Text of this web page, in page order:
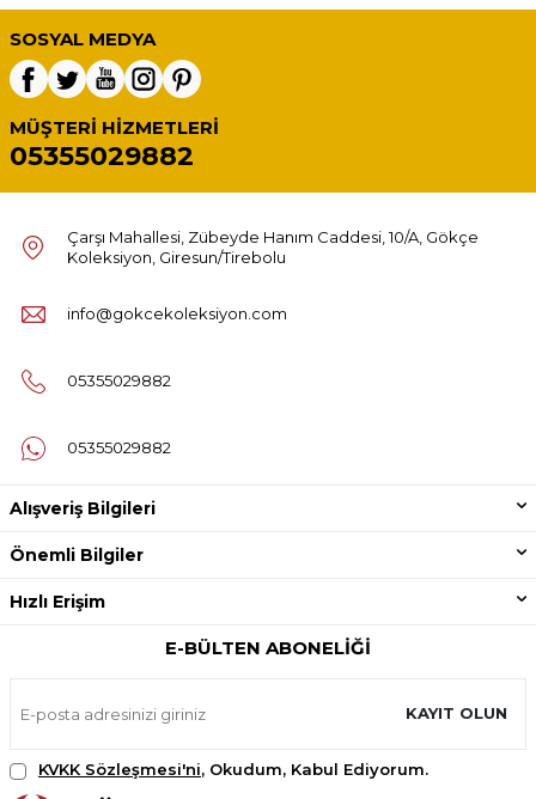
SOSYAL MEDYA
MÜŞTERI HIZMETLERI
05355029882
Çarşı Mahallesi, Zübeyde Hanım Caddesi, 10/A, Gökçe
Koleksiyon, Giresun/Tirebolu
info@gokcekoleksiyon.com
05355029882
05355029882
Alışveriş Bilgileri
Önemli Bilgiler
Hızlı Erişim
E-BÜLTEN ABONELIĞI
KAYIT OLUN
KVKK Sözleşmesi'ni, Okudum, Kabul Ediyorum.